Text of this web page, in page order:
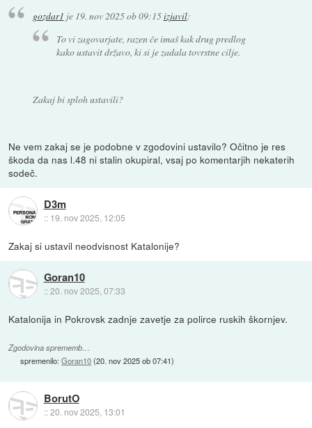
gozdar1 je 19. nov 2025 ob 09:15izjavil:
To vi zagovarjate, razen če imaš kak drug predlog
kako ustavit državo, ki si je zadala tovrstne cilje.
Zakaj bi sploh ustavili?
Ne vem zakaj se je podobne v zgodovini ustavilo? Očitno je res
škoda da nas l.48 ni stalin okupiral, vsaj po komentarjih nekaterih
sodeč.
D3m
:: 19. nov 2025, 12:05
Zakaj si ustavil neodvisnost Katalonije?
Goran10
::20. nov 2025, 07:33
Katalonija in Pokrovsk zadnje zavetje za polirce ruskih škornjev.
Zgodovina sprememb…
spremenilo:Goran10(20. nov 2025 ob 07:41)
BorutO
::20. nov 2025, 13:01